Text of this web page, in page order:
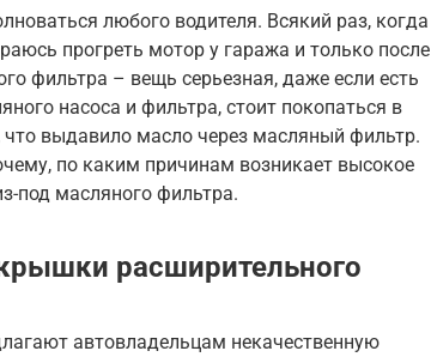
любого водителя. Всякий раз, когда
прогреть мотор у гаража и только после
фильтра – вещь серьезная, даже если есть
насоса и фильтра, стоит покопаться в
выдавило масло через масляный фильтр.
по каким причинам возникает высокое
под масляного фильтра.
расширительного
автовладельцам некачественную